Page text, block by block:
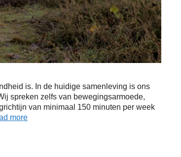
is. In de huidige samenleving is ons
spreken zelfs van bewegingsarmoede,
van minimaal 150 minuten per week
more